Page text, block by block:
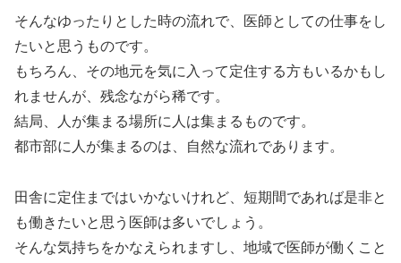
そんなゆったりとした時の流れで、医師としての仕事をし
たいと思うものです。
もちろん、その地元を気に入って定住する方もいるかもし
れませんが、残念ながら稀です。
結局、人が集まる場所に人は集まるものです。
都市部に人が集まるのは、自然な流れであります。
田舎に定住まではいかないけれど、短期間であれば是非と
も働きたいと思う医師は多いでしょう。
そんな気持ちをかなえられますし、地域で医師が働くこと